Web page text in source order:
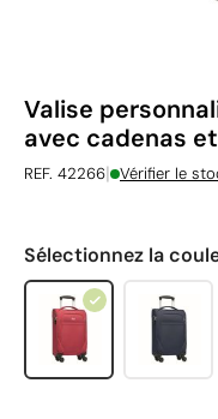
Valise
avec cadenas
REF. 42266| Vérifier le
Sélectionnez la